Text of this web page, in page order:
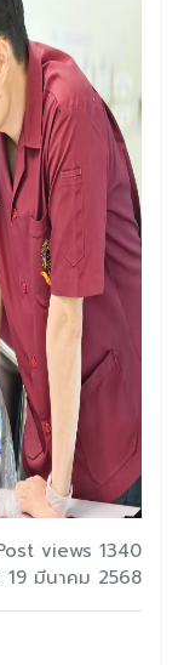
views 1340
19 มีนาคม 2568